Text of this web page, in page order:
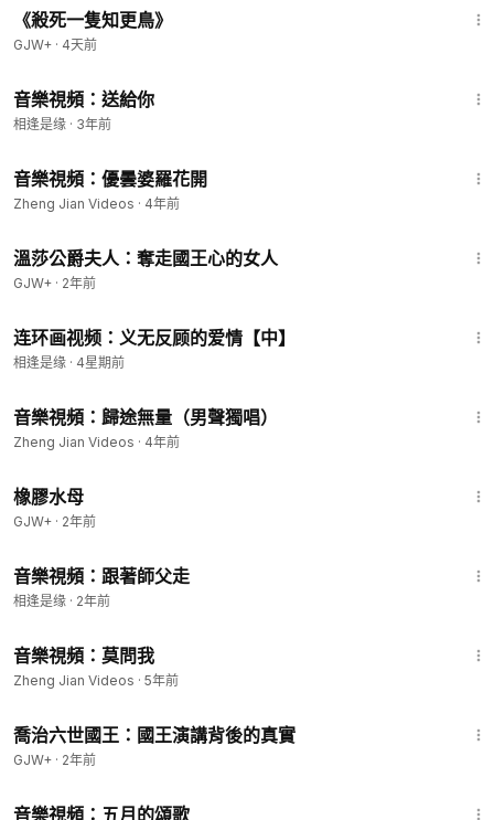
《殺死一隻知更鳥》
GJW+ · 4天前
音樂視頻：送給你
相逢是缘 · 3年前
音樂視頻：優曇婆羅花開
Zheng Jian Videos · 4年前
溫莎公爵夫人：奪走國王心的女人
GJW+ · 2年前
连环画视频：义无反顾的爱情【中】
相逢是缘 · 4星期前
音樂視頻：歸途無量（男聲獨唱）
Zheng Jian Videos · 4年前
橡膠水母
GJW+ · 2年前
音樂視頻：跟著師父走
相逢是缘 · 2年前
音樂視頻：莫問我
Zheng Jian Videos · 5年前
喬治六世國王：國王演講背後的真實
GJW+ · 2年前
音樂視頻：五月的頌歌